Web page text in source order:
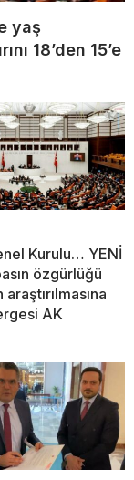
yaş
18’den 15’e
Kurulu… YENİ
özgürlüğü
AK